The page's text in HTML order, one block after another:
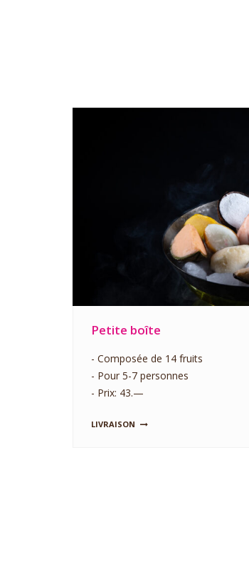
Petite boîte
- Composée de 14 fruits
- Pour 5-7 personnes
- Prix: 43.—
LIVRAISON